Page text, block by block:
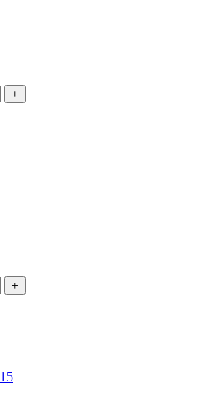
+
+